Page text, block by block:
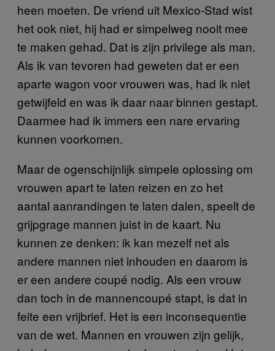
heen moeten. De vriend uit Mexico-Stad wist
het ook niet, hij had er simpelweg nooit mee
te maken gehad. Dat is zijn privilege als man.
Als ik van tevoren had geweten dat er een
aparte wagon voor vrouwen was, had ik niet
getwijfeld en was ik daar naar binnen gestapt.
Daarmee had ik immers een nare ervaring
kunnen voorkomen.
Maar de ogenschijnlijk simpele oplossing om
vrouwen apart te laten reizen en zo het
aantal aanrandingen te laten dalen, speelt de
grijpgrage mannen juist in de kaart. Nu
kunnen ze denken: ik kan mezelf net als
andere mannen niet inhouden en daarom is
er een andere coupé nodig. Als een vrouw
dan toch in de mannencoupé stapt, is dat in
feite een vrijbrief. Het is een inconsequentie
van de wet. Mannen en vrouwen zijn gelijk,